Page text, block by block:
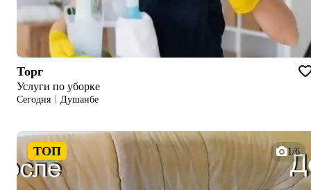
Торг
Услуги по уборке
Сегодня Душанбе
ТОП 1/6